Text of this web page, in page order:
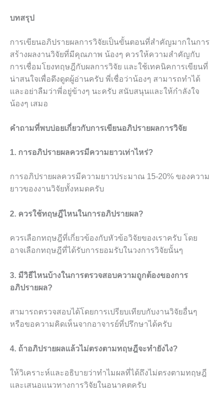
บทสรุป
การเขียนอภิปรายผลการวิจัยเป็นขั้นตอนที่สำคัญมากในการ
สร้างผลงานวิจัยที่มีคุณภาพ น้องๆ ควรให้ความสำคัญกับ
การเชื่อมโยงทฤษฎีกับผลการวิจัย และใช้เทคนิคการเขียนที่
น่าสนใจเพื่อดึงดูดผู้อ่านครับ พี่เชื่อว่าน้องๆ สามารถทำได้
และอย่าลืมว่าพี่อยู่ข้างๆ นะครับ สนับสนุนและให้กำลังใจ
น้องๆ เสมอ
คำถามที่พบบ่อยเกี่ยวกับการเขียนอภิปรายผลการวิจัย
1. การอภิปรายผลควรมีความยาวเท่าไหร่?
การอภิปรายผลควรมีความยาวประมาณ 15-20% ของความ
ยาวของงานวิจัยทั้งหมดครับ
2. ควรใช้ทฤษฎีไหนในการอภิปรายผล?
ควรเลือกทฤษฎีที่เกี่ยวข้องกับหัวข้อวิจัยของเราครับ โดย
อาจเลือกทฤษฎีที่ได้รับการยอมรับในวงการวิจัยนั้นๆ
3. มีวิธีไหนบ้างในการตรวจสอบความถูกต้องของการ
อภิปรายผล?
สามารถตรวจสอบได้โดยการเปรียบเทียบกับงานวิจัยอื่นๆ
หรือขอความคิดเห็นจากอาจารย์ที่ปรึกษาได้ครับ
4. ถ้าอภิปรายผลแล้วไม่ตรงตามทฤษฎีจะทำยังไง?
ให้วิเคราะห์และอธิบายว่าทำไมผลที่ได้ถึงไม่ตรงตามทฤษฎี
และเสนอแนวทางการวิจัยในอนาคตครับ